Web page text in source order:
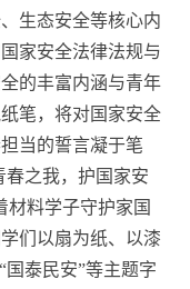
生态安全等核心内
家安全法律法规与
的丰富内涵与青年
笔，将对国家安全
当的誓言凝于笔
春之我，护国家安
材料学子守护家国
们以扇为纸、以漆
国泰民安”等主题字